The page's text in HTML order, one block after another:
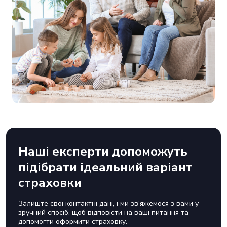
Наші експерти допоможуть
підібрати ідеальний варіант
страховки
Залиште свої контактні дані, і ми зв'яжемося з вами у
зручний спосіб, щоб відповісти на ваші питання та
допомогти оформити страховку.